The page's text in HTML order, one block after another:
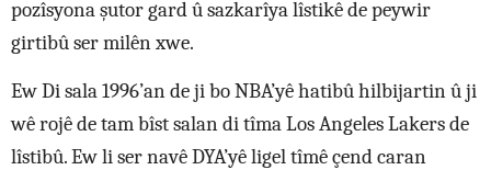
pozîsyona şutor gard û sazkarîya lîstikê de peywir
girtibû ser milên xwe.
Ew Di sala 1996’an de ji bo NBA’yê hatibû hilbijartin û ji
wê rojê de tam bîst salan di tîma Los Angeles Lakers de
lîstibû. Ew li ser navê DYA’yê ligel tîmê çend caran